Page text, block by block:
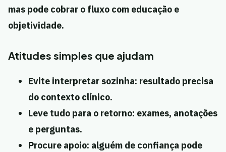
mas pode cobrar o fluxo com educação e
objetividade.
Atitudes simples que ajudam
Evite interpretar sozinha: resultado precisa
do contexto clínico.
Leve tudo para o retorno: exames, anotações
e perguntas.
Procure apoio: alguém de confiança pode